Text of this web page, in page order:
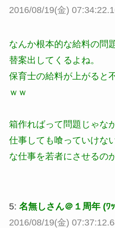
2016/08/19(金)
なんか根本的な給料の問
替案出してくるよね。
保育士の給料が上がると
ｗｗ
箱作ればって問題じゃな
仕事しても喰っていけな
な仕事を若者にさせるのか
5: 名無しさん＠１周年 (ﾜ
2016/08/19(金)